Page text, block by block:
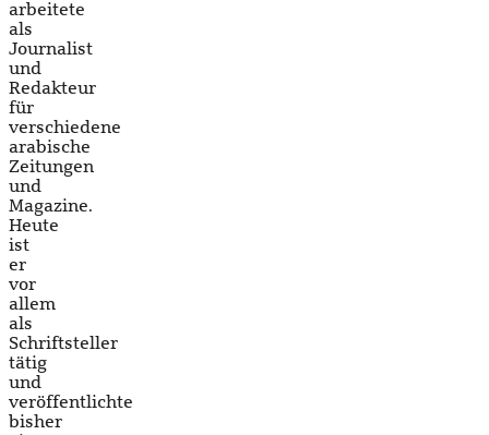
arbeitete
als
Journalist
und
Redakteur
für
verschiedene
arabische
Zeitungen
und
Magazine.
Heute
ist
er
vor
allem
als
Schriftsteller
tätig
und
veröffentlichte
bisher